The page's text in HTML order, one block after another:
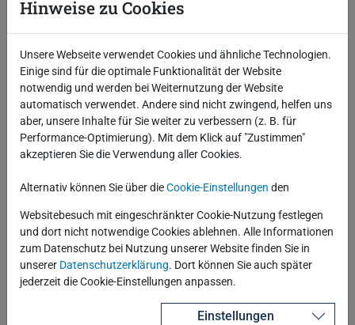
* Diese Felder sind erforderlich
Absenden
Blog über RSS abonnieren
Oracle Critical Patch Update Juli 2026
ODA Release 19.31
Critical Security Patch Update Juni 2026
Sicher und einfach joinen mit JOIN TO ONE
Hinweise zu Cookies
Unsere Webseite verwendet Cookies und ähnliche Technologien.
Einige sind für die optimale Funktionalität der Website
notwendig und werden bei Weiternutzung der Website
automatisch verwendet. Andere sind nicht zwingend, helfen uns
aber, unsere Inhalte für Sie weiter zu verbessern (z. B. für
Performance-Optimierung). Mit dem Klick auf "Zustimmen"
akzeptieren Sie die Verwendung aller Cookies.
Alternativ können Sie über dieCookie-Einstellungen den
Websitebesuch mit eingeschränkter Cookie-Nutzung festlegen
und dort nicht notwendige Cookies ablehnen. Alle Informationen
zum Datenschutz bei Nutzung unserer Website finden Sie in
unserer Datenschutzerklärung. Dort können Sie auch später
jederzeit die Cookie-Einstellungen anpassen.
Einstellungen